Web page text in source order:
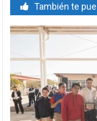
También te